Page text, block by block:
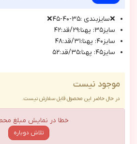
❌سايزبندي :٣٥-٤٠-٤٥❌
سايز٣٥: پهنا:٢٩/قد:٤٢
سايز٤٠: پهنا:٣١/قد:٤٨
سايز٤٥: پهنا:٣٥/قد:٥٢
موجود نیست
در حال حاضر این محصول قابل سفارش نیست.
خطا در نمایش مبلغ
تلاش دوباره